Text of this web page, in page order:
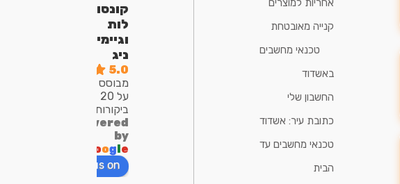
אחריות למוצרים
קנייה מאובטחת
טכנאי מחשבים
באשדוד
החשבון שלי
כתובת עיר: אשדוד
טכנאי מחשבים עד
הבית
קונסו
לות
וגיימי
ניג
5.0
מבוסס
על 20
ביקורות
powered
by
oog e
review us on